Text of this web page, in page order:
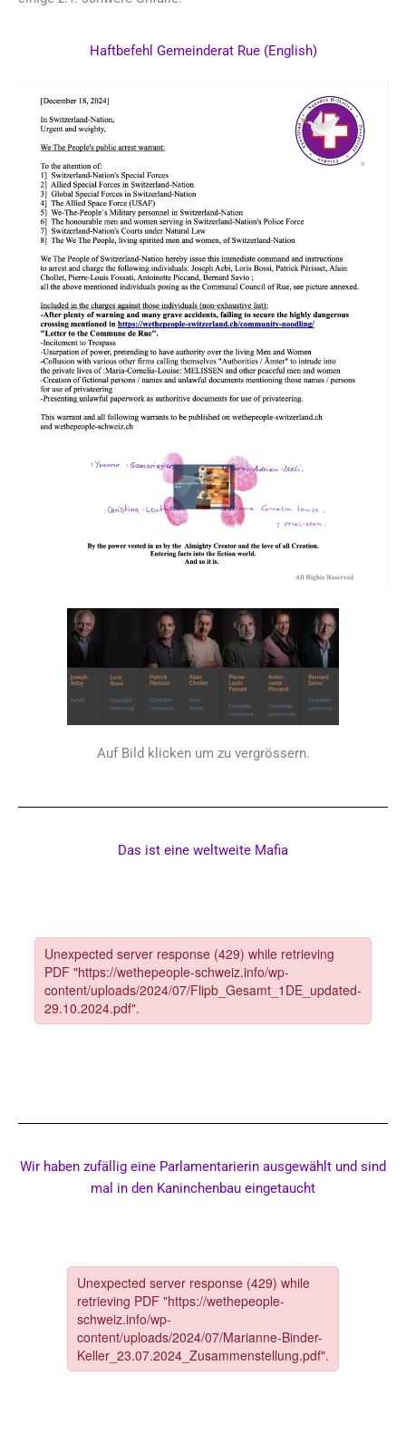
Haftbefehl Gemeinderat Rue (English)
Auf Bild klicken um zu vergrössern.
Das ist eine weltweite Mafia
Wir haben zufällig eine Parlamentarierin ausgewählt und sind
mal in den Kaninchenbau eingetaucht